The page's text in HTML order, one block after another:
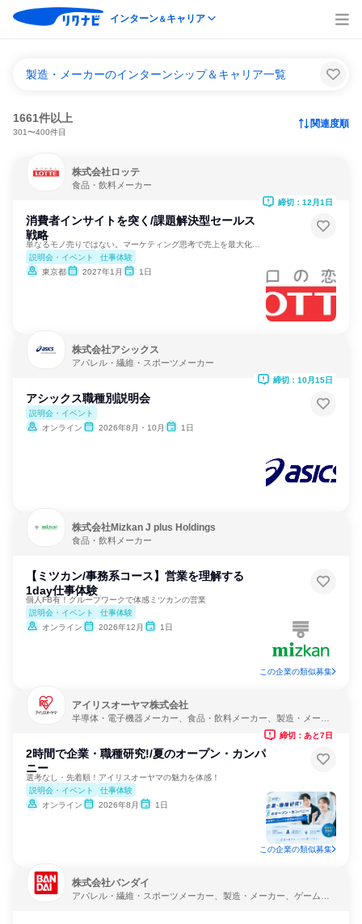
インターン＆キャリア
製造・メーカーのインターンシップ＆キャリア一覧
1661件以上
301〜400件目
関連度順
株式会社ロッテ
食品・飲料メーカー
消費者インサイトを突く/課題解決型セールス
戦略
説明会・イベント
仕事体験
東京都
2027年1月 1日
締切：12月1日
株式会社アシックス
アパレル・繊維・スポーツメーカー
アシックス職種別説明会
説明会・イベント
オンライン
2026年8月・10月 1日
締切：10月15日
株式会社Mizkan J plus Holdings
食品・飲料メーカー
【ミツカン/事務系コース】営業を理解する
1day仕事体験
個人FB有！グループワークで体感ミツカンの営業
説明会・イベント
仕事体験
オンライン
2026年12月 1日
この企業の類似募集
アイリスオーヤマ株式会社
半導体・電子機器メーカー、食品・飲料メーカー、製造・メーカ
2時間で企業・職種研究!/夏のオープン・カンパ
ニー
選考なし・先着順！アイリスオーヤマの魅力を体感！
説明会・イベント
仕事体験
オンライン
2026年8月 1日
締切：あと7日
この企業の類似募集
株式会社バンダイ
アパレル・繊維・スポーツメーカー、製造・メーカー、ゲーム制